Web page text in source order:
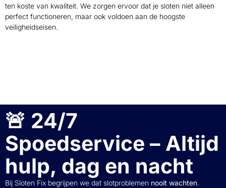
ten koste van kwaliteit. We zorgen ervoor dat je sloten niet alleen
perfect functioneren, maar ook voldoen aan de hoogste
veiligheidseisen.
🚨 24/7
Spoedservice – Altijd
hulp, dag en nacht
Bij Sloten Fix begrijpen we dat slotproblemen nooit wachten.